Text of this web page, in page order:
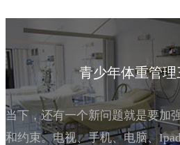
青少年体重管理
当下，还有一个新问题就是要加
和约束。电视、手机、电脑、